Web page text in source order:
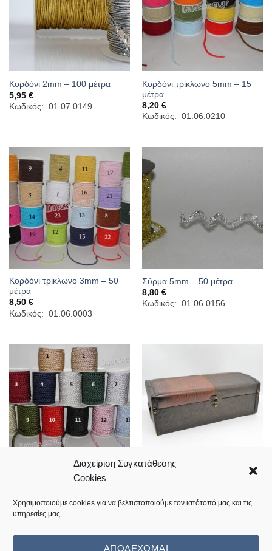
Διαχείριση Συγκατάθεσης
Cookies
Χρησιμοποιούμε cookies για να βελτιστοποιούμε τον ιστότοπό μας και τις
υπηρεσίες μας.
ΑΠΟΔΈΧΟΜΑΙ
Κορδόνι 2mm – 100 μέτρα
5,95 €
Κωδικός: 01.07.0149
Κορδόνι τρίκλωνο 5mm – 15
μέτρα
8,20 €
Κωδικός: 01.06.0210
Κορδόνι τρίκλωνο 3mm – 50
μέτρα
8,50 €
Κωδικός: 01.06.0003
Σύρμα 5mm – 50 μέτρα
8,80 €
Κωδικός: 01.06.0156
Κορδόνι τρίκλωνο 9mm – 15
8,80€
Κωδικός: 01.06.0226
Κωδικός: 07.03.0216